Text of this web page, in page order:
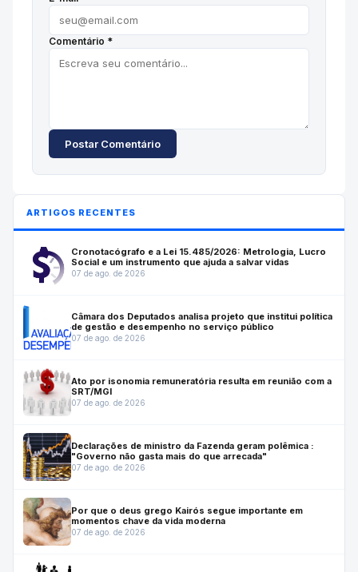
Comentário *
Postar Comentário
ARTIGOS RECENTES
Cronotacógrafo e a Lei 15.485/2026: Metrologia, Lucro
Social e um instrumento que ajuda a salvar vidas
07 de ago. de 2026
Câmara dos Deputados analisa projeto que institui política
de gestão e desempenho no serviço público
07 de ago. de 2026
Ato por isonomia remuneratória resulta em reunião com a
SRT/MGI
07 de ago. de 2026
Declarações de ministro da Fazenda geram polêmica :
"Governo não gasta mais do que arrecada"
07 de ago. de 2026
Por que o deus grego Kairós segue importante em
momentos chave da vida moderna
07 de ago. de 2026